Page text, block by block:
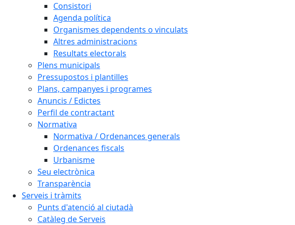
Consistori
Agenda política
Organismes dependents o vinculats
Altres administracions
Resultats electorals
Plens municipals
Pressupostos i plantilles
Plans, campanyes i programes
Anuncis / Edictes
Perfil de contractant
Normativa
Normativa / Ordenances generals
Ordenances fiscals
Urbanisme
Seu electrònica
Transparència
Serveis i tràmits
Punts d'atenció al ciutadà
Catàleg de Serveis